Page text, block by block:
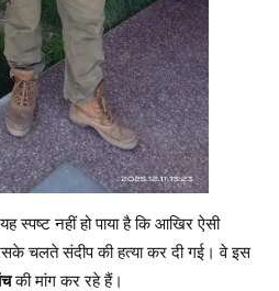
स्पष्ट नहीं हो पाया है कि आखिर ऐसी
चलते संदीप की हत्या कर दी गई। वे इस
की मांग कर रहे हैं।